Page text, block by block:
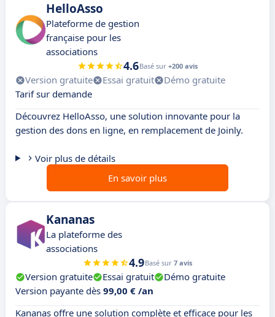
HelloAsso
Plateforme de gestion
française pour les
associations
4.6Basé sur +200 avis
Version gratuite Essai gratuit
Démo gratuite
Tarif sur demande
Découvrez HelloAsso, une solution innovante pour la
gestion des dons en ligne, en remplacement de Joinly.
Voir plus de détails
En savoir plus
Kananas
La plateforme des
associations
4.9Basé sur 7 avis
Version gratuite Essai gratuit
Démo gratuite
Version payante dès 99,00 € /an
Kananas offre une solution complète et efficace pour les